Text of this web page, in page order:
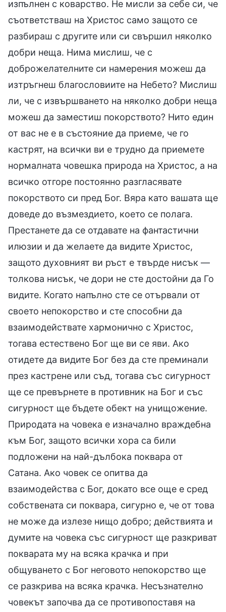
изпълнен с коварство. Не мисли за себе си, че
съответстваш на Христос само защото се
разбираш с другите или си свършил няколко
добри неща. Нима мислиш, че с
доброжелателните си намерения можеш да
изтръгнеш благословиите на Небето? Мислиш
ли, че с извършването на няколко добри неща
можеш да заместиш покорството? Нито един
от вас не е в състояние да приеме, че го
кастрят, на всички ви е трудно да приемете
нормалната човешка природа на Христос, а на
всичко отгоре постоянно разгласявате
покорството си пред Бог. Вяра като вашата ще
доведе до възмездието, което се полага.
Престанете да се отдавате на фантастични
илюзии и да желаете да видите Христос,
защото духовният ви ръст е твърде нисък —
толкова нисък, че дори не сте достойни да Го
видите. Когато напълно сте се отървали от
своето непокорство и сте способни да
взаимодействате хармонично с Христос,
тогава естествено Бог ще ви се яви. Ако
отидете да видите Бог без да сте преминали
през кастрене или съд, тогава със сигурност
ще се превърнете в противник на Бог и със
сигурност ще бъдете обект на унищожение.
Природата на човека е изначално враждебна
към Бог, защото всички хора са били
подложени на най-дълбока поквара от
Сатана. Ако човек се опитва да
взаимодейства с Бог, докато все още е сред
собствената си поквара, сигурно е, че от това
не може да излезе нищо добро; действията и
думите на човека със сигурност ще разкриват
покварата му на всяка крачка и при
общуването с Бог неговото непокорство ще
се разкрива на всяка крачка. Несъзнателно
човекът започва да се противопоставя на